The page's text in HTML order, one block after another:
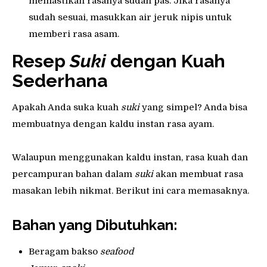
sudah sesuai, masukkan air jeruk nipis untuk
memberi rasa asam.
ResepSukidengan Kuah
Sederhana
Apakah Anda suka kuah sukiyang simpel? Anda bisa
membuatnya dengan kaldu instan rasa ayam.
Walaupun menggunakan kaldu instan, rasa kuah dan
percampuran bahan dalam sukiakan membuat rasa
masakan lebih nikmat. Berikut ini cara memasaknya.
Bahan yang Dibutuhkan:
Beragam bakso seafood